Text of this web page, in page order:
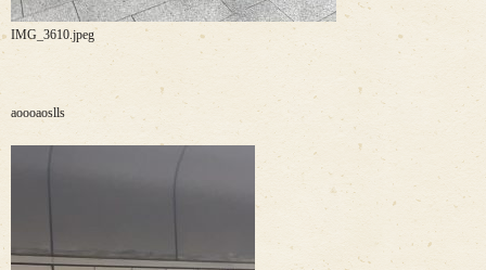
IMG_3610.jpeg
aoooaoslls